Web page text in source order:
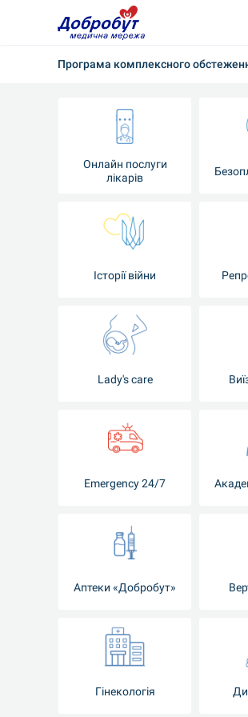
Програма комплексного
Онлайн послуги
лікарів
Історії війни
Lady's care
Emergency 24/7
Аптеки «Добробут»
Гінекологія